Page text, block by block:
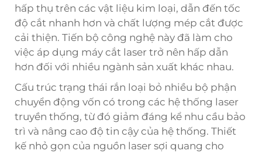
hấp thụ trên các vật liệu kim loại, dẫn đến tốc
độ cắt nhanh hơn và chất lượng mép cắt được
cải thiện. Tiến bộ công nghệ này đã làm cho
việc áp dụng máy cắt laser trở nên hấp dẫn
hơn đối với nhiều ngành sản xuất khác nhau.
Cấu trúc trạng thái rắn loại bỏ nhiều bộ phận
chuyển động vốn có trong các hệ thống laser
truyền thống, từ đó giảm đáng kể nhu cầu bảo
trì và nâng cao độ tin cậy của hệ thống. Thiết
kế nhỏ gọn của nguồn laser sợi quang cho